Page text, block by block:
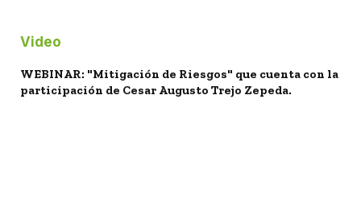
Video
WEBINAR: "Mitigación de Riesgos" que cuenta con la
participación de Cesar Augusto Trejo Zepeda.